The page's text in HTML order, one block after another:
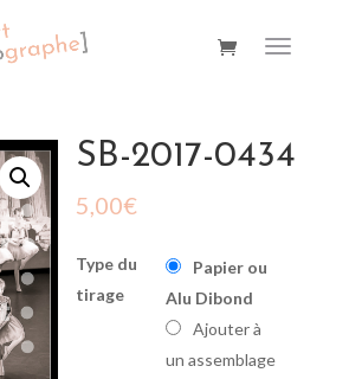
SB-2017-0434
5,00€
Type du
tirage
Papier ou
Alu Dibond
Ajouter à
un assemblage